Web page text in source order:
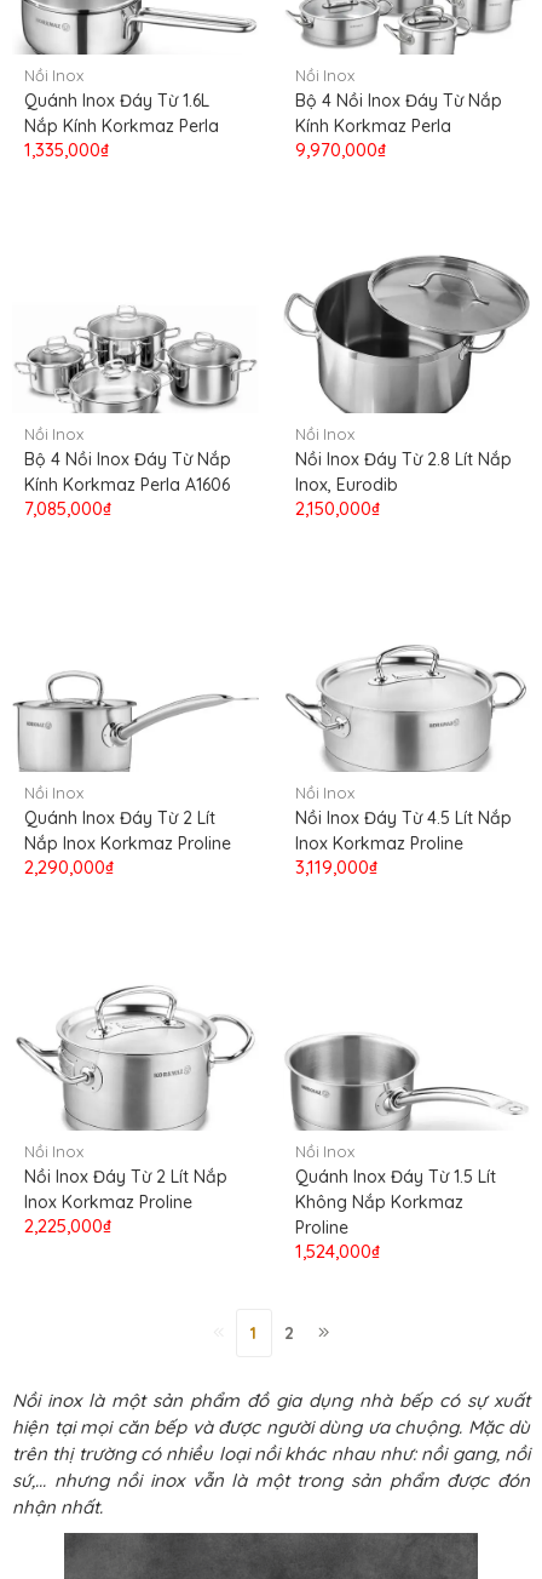
Nồi Inox
Quánh Inox Đáy Từ 1.6L
Nắp Kính Korkmaz Perla
1,335,000₫
Nồi Inox
Bộ 4 Nồi Inox Đáy Từ Nắp
Kính Korkmaz Perla
9,970,000₫
Nồi Inox
Bộ 4 Nồi Inox Đáy Từ Nắp
Kính Korkmaz Perla A1606
7,085,000₫
Nồi Inox
Nồi Inox Đáy Từ 2.8 Lít Nắp
Inox, Eurodib
2,150,000₫
Nồi Inox
Quánh Inox Đáy Từ 2 Lít
Nắp Inox Korkmaz Proline
2,290,000₫
Nồi Inox
Nồi Inox Đáy Từ 4.5 Lít Nắp
Inox Korkmaz Proline
3,119,000₫
Nồi Inox
Nồi Inox Đáy Từ 2 Lít Nắp
Inox Korkmaz Proline
2,225,000₫
Nồi Inox
Quánh Inox Đáy Từ 1.5 Lít
Không Nắp Korkmaz
Proline
1,524,000₫
1 2
Nồi inox là một sản phẩm đồ gia dụng nhà bếp có sự xuất
hiện tại mọi căn bếp và được người dùng ưa chuộng. Mặc dù
trên thị trường có nhiều loại nồi khác nhau như: nồi gang, nồi
sứ,... nhưng nồi inox vẫn là một trong sản phẩm được đón
nhận nhất.